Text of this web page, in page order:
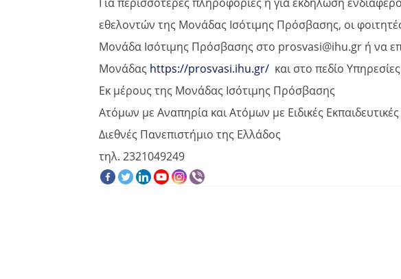
εθελοντών της Μονάδας Ισότιμης Πρόσβασης, οι
Μονάδα Ισότιμης Πρόσβασης στο prosvasi@ihu.gr ή να
Μονάδας https://prosvasi.ihu.gr/ και στο πεδίο
Εκ μέρους της Μονάδας Ισότιμης Πρόσβασης
Ατόμων με Αναπηρία και Ατόμων με Ειδικές
Διεθνές Πανεπιστήμιο της Ελλάδος
τηλ. 2321049249